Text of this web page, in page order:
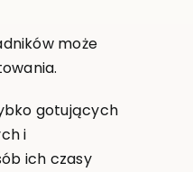
może
gotujących
i
ich czasy